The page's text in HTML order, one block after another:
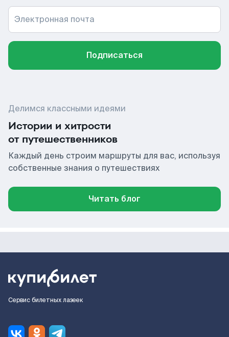
Электронная почта
Подписаться
Делимся классными идеями
Истории и хитрости
от путешественников
Каждый день строим маршруты для вас, используя
собственные знания о путешествиях
Читать блог
Сервис билетных лазеек